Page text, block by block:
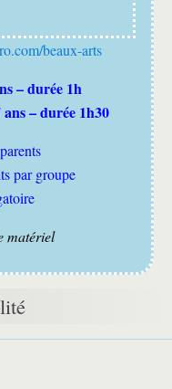
beaux-arts
– durée 1h
– durée 1h30
par groupe
matériel